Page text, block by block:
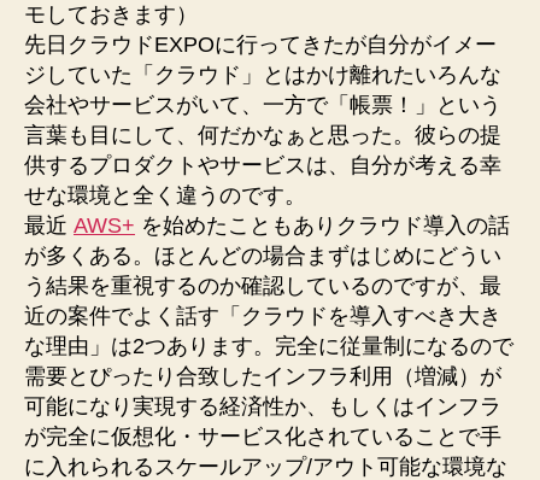
モしておきます）
先日クラウドEXPOに行ってきたが自分がイメー
ジしていた「クラウド」とはかけ離れたいろんな
会社やサービスがいて、一方で「帳票！」という
言葉も目にして、何だかなぁと思った。彼らの提
供するプロダクトやサービスは、自分が考える幸
せな環境と全く違うのです。
最近 AWS+ を始めたこともありクラウド導入の話
が多くある。ほとんどの場合まずはじめにどうい
う結果を重視するのか確認しているのですが、最
近の案件でよく話す「クラウドを導入すべき大き
な理由」は2つあります。完全に従量制になるので
需要とぴったり合致したインフラ利用（増減）が
可能になり実現する経済性か、もしくはインフラ
が完全に仮想化・サービス化されていることで手
に入れられるスケールアップ/アウト可能な環境な